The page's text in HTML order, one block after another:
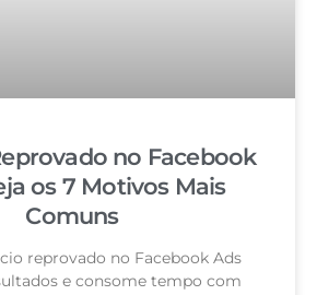
no Facebook
os 7 Motivos Mais
Comuns
reprovado no Facebook Ads
e consome tempo com